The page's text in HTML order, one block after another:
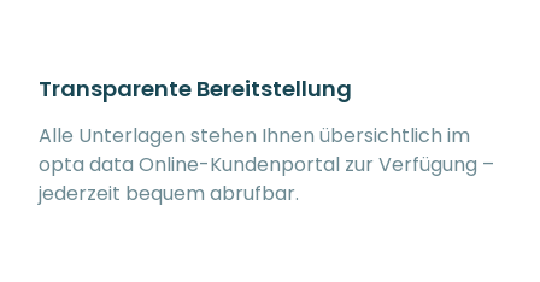
Transparente Bereitstellung
Alle Unterlagen stehen Ihnen übersichtlich im
opta data Online-Kundenportal zur Verfügung –
jederzeit bequem abrufbar.